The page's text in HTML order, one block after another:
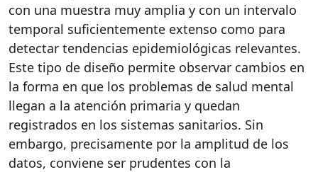
con una muestra muy amplia y con un intervalo
temporal suficientemente extenso como para
detectar tendencias epidemiológicas relevantes.
Este tipo de diseño permite observar cambios en
la forma en que los problemas de salud mental
llegan a la atención primaria y quedan
registrados en los sistemas sanitarios. Sin
embargo, precisamente por la amplitud de los
datos, conviene ser prudentes con la